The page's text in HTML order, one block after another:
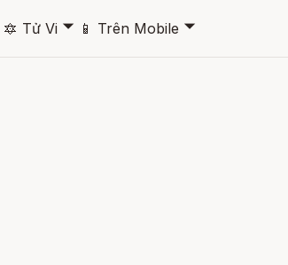
🔯 Tử Vi 🞃 📱 Trên Mobile 🞃